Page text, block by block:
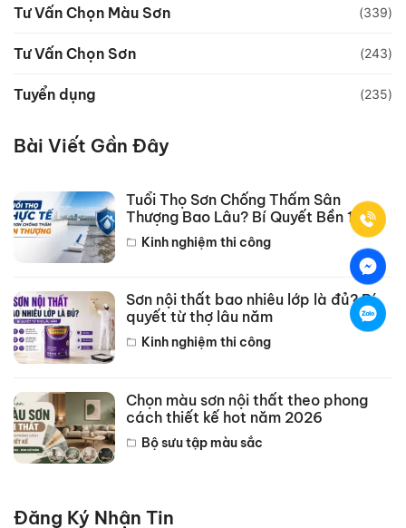
Tư Vấn Chọn Màu Sơn (339)
Tư Vấn Chọn Sơn (243)
Tuyển dụng (235)
Bài Viết Gần Đây
Tuổi Thọ Sơn Chống Thấm Sân
Thượng Bao Lâu? Bí Quyết Bền 10
NămKinh nghiệm thi công
Sơn nội thất bao nhiêu lớp là đủ? Bí
quyết từ thợ lâu năm
Kinh nghiệm thi công
Chọn màu sơn nội thất theo phong
cách thiết kế hot năm 2026
Bộ sưu tập màu sắc
Đăng Ký Nhận Tin